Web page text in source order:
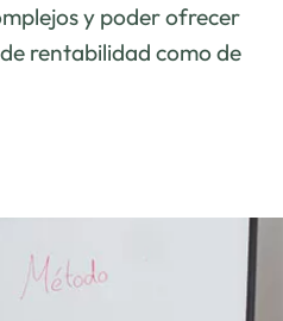
y poder ofrecer
rentabilidad como de